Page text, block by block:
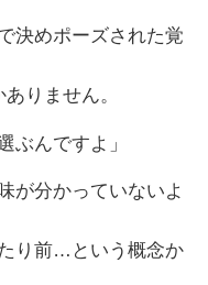
決めポーズされた覚
りません。
ぶんですよ」
が分かっていないよ
り前…という概念か